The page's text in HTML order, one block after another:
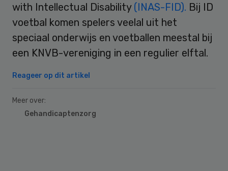
with Intellectual Disability (INAS-FID). Bij ID
voetbal komen spelers veelal uit het
speciaal onderwijs en voetballen meestal bij
een KNVB-vereniging in een regulier elftal.
Reageer op dit artikel
Meer over:
Gehandicaptenzorg